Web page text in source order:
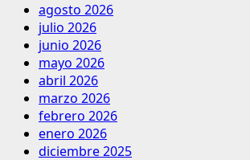
agosto 2026
julio 2026
junio 2026
mayo 2026
abril 2026
marzo 2026
febrero 2026
enero 2026
diciembre 2025